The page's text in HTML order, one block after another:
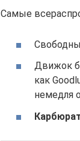
Самые
Движок
как
немедля